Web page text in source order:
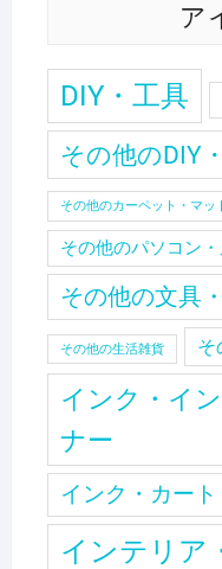
ア
DIY・工具
その他のDIY
その他のカーペット・マッ
その他のパソコン
その他の文具
その他の生活雑貨 そ
インク・イ
ナー
インク・カー
インテリア